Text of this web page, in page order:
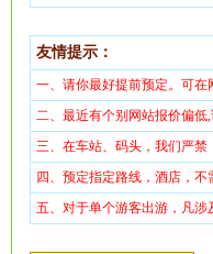
友情提示：
一、请你最好提前预定。可
二、最近有个别网站报价偏
三、在车站、码头，我们严
四、预定指定路线，酒店，
五、对于单个游客出游，凡涉